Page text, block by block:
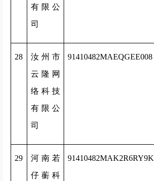
有限公
司
28
汝州市
云隆网
络科技
有限公
司
91410482MAEQGEE008
29
河南若
仔蘅科
91410482MAK2R6RY9K